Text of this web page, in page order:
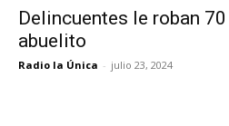
Delincuentes le roban
abuelito
Radio la Única - julio 23, 2024